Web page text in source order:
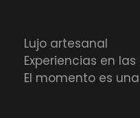
Lujo artesanal
Experiencias en
El momento es